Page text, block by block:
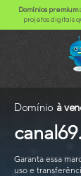
Domínios premium
projetos digitais
Domínio à
Garanta essa
uso e